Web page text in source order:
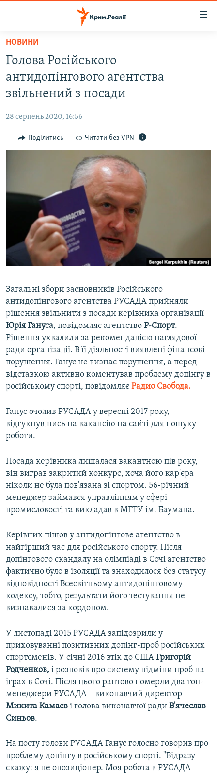
Перейти
основного
матеріалу
Перейти
до
основної
навігації
Перейти
до
ВІДЕО ТА ФОТО
БЛОГИ
ПОГЛЯД
СПЕЦПРОЕКТИ
ДЕПОРТАЦІЯ
ВІДЕОУРОКИ «ELIFBE»
СВІДЧЕННЯ ОКУПАЦІЇ
УКРАЇНСЬКА ПРОБЛЕМА КРИМУ
ЯК ОБІЙТИ БЛОКУВАННЯ
Русский
Qırımtatar
Усі сайти RFE/RL
НОВИНИ
Голова Російського
антидопінгового агентства
звільнений з посади
28 серпень 2020, 16:56
Поділитись Читати без VPN
Загальні збори засновників Російського
антидопінгового агентства РУСАДА прийняли
рішення звільнити з посади керівника організації
Юрія Гануса, повідомляє агентство Р-Спорт.
Рішення ухвалили за рекомендацією наглядової
ради організації. В її діяльності виявлені фінансові
порушення. Ганус не визнає порушення, а перед
відставкою активно коментував проблему допінгу в
російському спорті, повідомляє Радио Свобода.
Ганус очолив РУСАДА у вересні 2017 року,
відгукнувшись на вакансію на сайті для пошуку
роботи.
Посада керівника лишалася вакантною пів року,
він виграв закритий конкурс, хоча його кар'єра
ніколи не була пов'язана зі спортом. 56-річний
менеджер займався управлінням у сфері
промисловості та викладав в МГТУ ім. Баумана.
Керівник пішов у антидопінгове агентство в
найгірший час для російського спорту. Після
допінгового скандалу на олімпіаді в Сочі агентство
фактично було в ізоляції та знаходилося без статусу
відповідності Всесвітньому антидопінговому
кодексу, тобто, результати його тестування не
визнавалися за кордоном.
У листопаді 2015 РУСАДА запідозрили у
приховуванні позитивних допінг-проб російських
спортсменів. У січні 2016 втік до США Григорій
Родченков, і розповів про систему підміни проб на
іграх в Сочі. Після цього раптово померли два топ-
менеджери РУСАДА – виконавчий директор
Микита Камаєв і голова виконавчої ради В'ячеслав
Синьов.
На посту голови РУСАДА Ганус голосно говорив про
проблему допінгу в російському спорті. "Відразу
скажу: я не опозиціонер. Моя робота в РУСАДА –